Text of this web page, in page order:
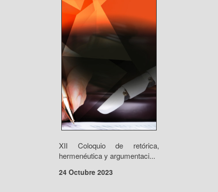
XII Coloquio de retórica,
hermenéutica y argumentaci...
24 Octubre 2023